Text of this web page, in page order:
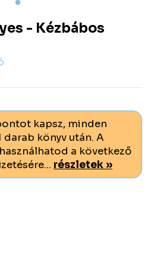
- Kézbábos
kapsz, minden
darab könyv után. A
a következő
részletek »